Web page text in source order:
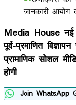
Media House नई
पूर्व-प्रमाणित
प्रामाणिक सोशल
होगी
Join WhatsApp